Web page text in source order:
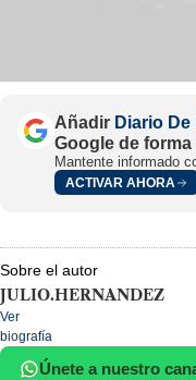
Añadir Diario
Google de
Mantente informado
ACTIVAR AHORA
Sobre el autor
JULIO.HERNANDEZ
Ver
biografía
Únete a nuestro